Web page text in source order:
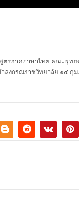
ดี
ตรภาคภาษาไทย คณะพุทธ
ลงกรณราชวิทยาลัย ๑๕ กุ